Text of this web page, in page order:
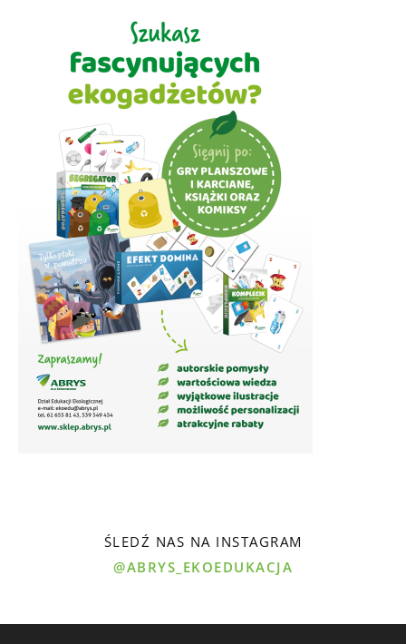
ŚLEDŹ NAS NA INSTAGRAM
@ABRYS_EKOEDUKACJA